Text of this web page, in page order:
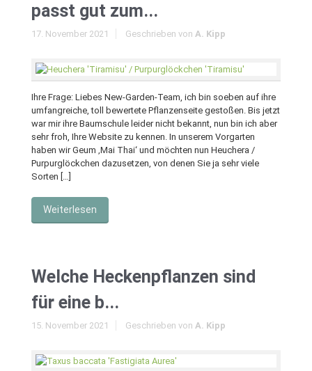
passt gut zum...
17. November 2021 Geschrieben von A. Kipp
Ihre Frage: Liebes New-Garden-Team, ich bin soeben auf ihre
umfangreiche, toll bewertete Pflanzenseite gestoßen. Bis jetzt
war mir ihre Baumschule leider nicht bekannt, nun bin ich aber
sehr froh, Ihre Website zu kennen. In unserem Vorgarten
haben wir Geum ‚Mai Thai‘ und möchten nun Heuchera /
Purpurglöckchen dazusetzen, von denen Sie ja sehr viele
Sorten […]
Weiterlesen
Welche Heckenpflanzen sind
für eine b...
15. November 2021 Geschrieben von A. Kipp